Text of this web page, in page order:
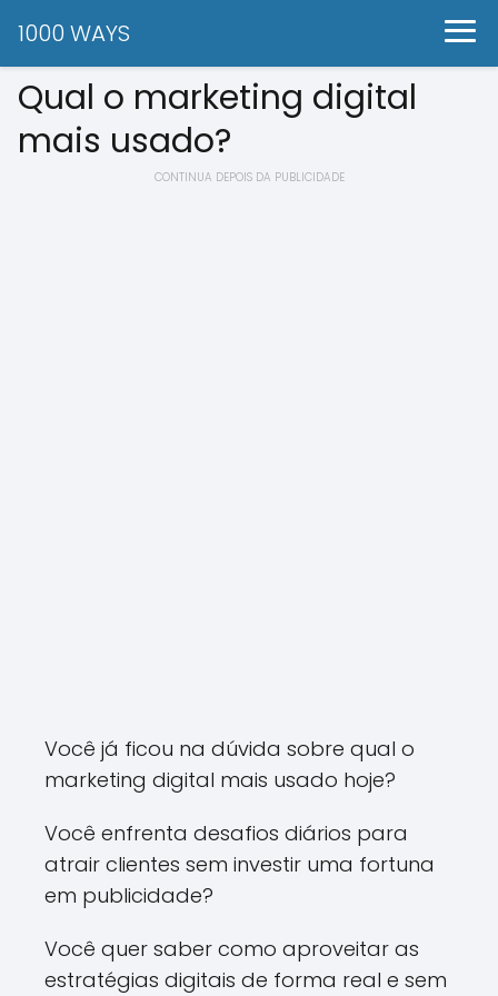
1000 WAYS
Qual o marketing digital
mais usado?
CONTINUA DEPOIS DA PUBLICIDADE
Você já ficou na dúvida sobre qual o
marketing digital mais usado hoje?
Você enfrenta desafios diários para
atrair clientes sem investir uma fortuna
em publicidade?
Você quer saber como aproveitar as
estratégias digitais de forma real e sem